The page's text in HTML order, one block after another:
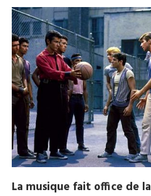
La musique fait office de